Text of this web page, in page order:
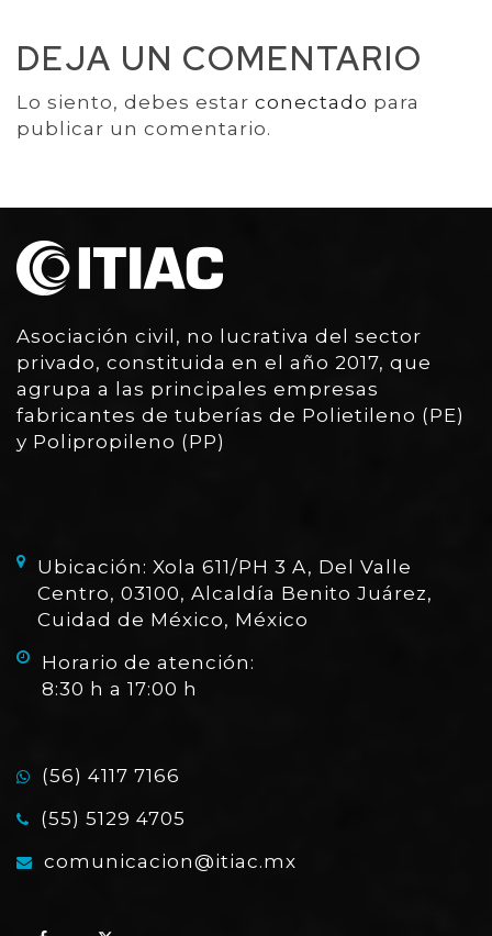
DEJA UN COMENTARIO
Lo siento, debes estar conectado para
publicar un comentario.
Asociación civil, no lucrativa del sector
privado, constituida en el año 2017, que
agrupa a las principales empresas
fabricantes de tuberías de Polietileno (PE)
y Polipropileno (PP)
Ubicación: Xola 611/PH 3 A, Del Valle
Centro, 03100, Alcaldía Benito Juárez,
Cuidad de México, México
Horario de atención:
8:30 h a 17:00 h
(56) 4117 7166
(55) 5129 4705
comunicacion@itiac.mx